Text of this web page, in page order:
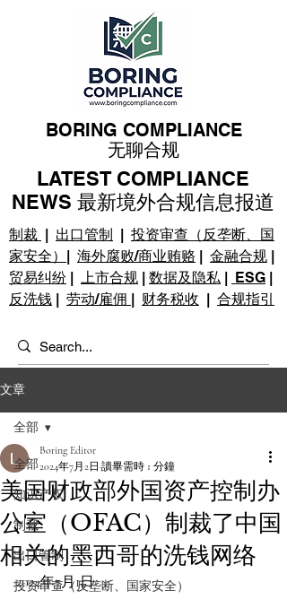
制裁 | 出口管制 | 投资审查（反垄断、国
家安全） | 海外腐败/商业贿赂 | 金融合规 |
贸易纠纷 | 上市合规 | 数据及隐私 | ESG |
反洗钱 | 劳动/雇佣 | 财务税收 | 合规指引
BORING COMPLIANCE
无聊合规
LATEST COMPLIANCE
NEWS 最新境外合规信息报道
文章
全部
知识产权
制裁
出口管制
投资审查（反垄断、国家安全）
全部
美国财政部外国资产控制办
公室（OFAC）制裁了中国
相关的墨西哥的洗钱网络
Boring Editor
2024年7月2日 讀畢需時 1 分鐘
2024年7月1日